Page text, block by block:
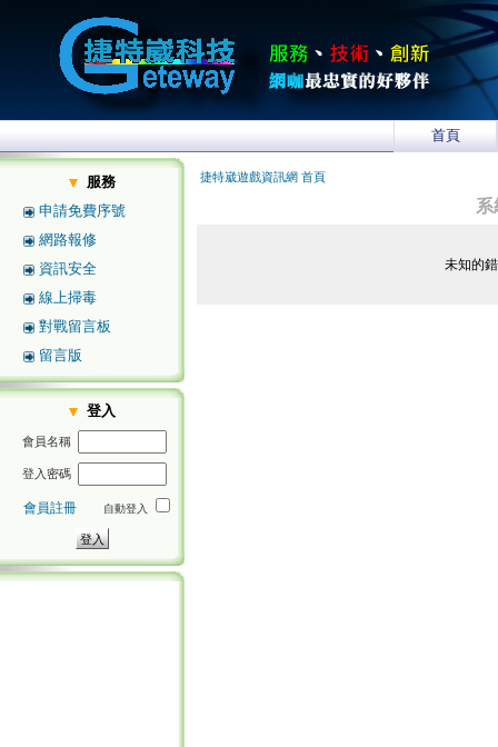
首頁
服務
申請免費序號
網路報修
資訊安全
線上掃毒
對戰留言板
留言版
登入
會員名稱
登入密碼
會員註冊 自動登入
捷特崴遊戲資訊網 首頁
未知的